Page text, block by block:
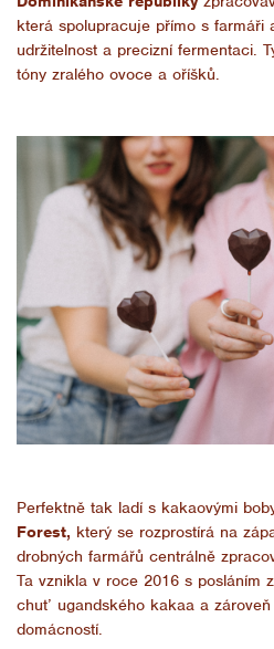
která spolupracuje přímo s farmáři
udržitelnost a precizní fermentaci.
tóny zralého ovoce a oříšků.
Perfektně tak ladí s kakaovými
Forest, který se rozprostírá na
drobných farmářů centrálně
Ta vznikla v roce 2016 s posláním
chuť ugandského kakaa a
domácností.